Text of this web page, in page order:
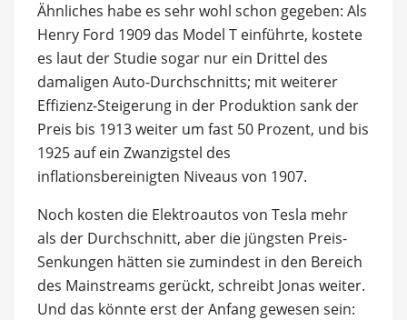
Ähnliches habe es sehr wohl schon gegeben: Als
Henry Ford 1909 das Model T einführte, kostete
es laut der Studie sogar nur ein Drittel des
damaligen Auto-Durchschnitts; mit weiterer
Effizienz-Steigerung in der Produktion sank der
Preis bis 1913 weiter um fast 50 Prozent, und bis
1925 auf ein Zwanzigstel des
inflationsbereinigten Niveaus von 1907.
Noch kosten die Elektroautos von Tesla mehr
als der Durchschnitt, aber die jüngsten Preis-
Senkungen hätten sie zumindest in den Bereich
des Mainstreams gerückt, schreibt Jonas weiter.
Und das könnte erst der Anfang gewesen sein: